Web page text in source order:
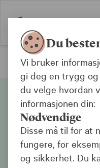
Bærekraft
Du
Vi bruker
gi deg en trygg
du velge hvordan
informasjonen din:
Nødvendige
Disse må til for at
fungere, for
og sikkerhet. Du